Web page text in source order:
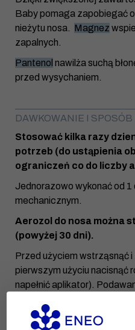
Babypomaga zapobiegać
nieżytu nosa. Magnez
zapalnych.
Pantenol nawilża suchą
przed wysychaniem.
DAWKOWANIE I
Stosować kilka razy
potrzeb (do ustąpienia
ograniczeń co do liczby
Jednorazowo wykonać od 1
mechanicznym.
Aerozol do nosa można
(powyżej 30 dni).
Przed użyciem wstrząsnąć i
pierwszym użyciu nacisnąć
napełnić aplikator).
Niemowlęta w wieku 3–6